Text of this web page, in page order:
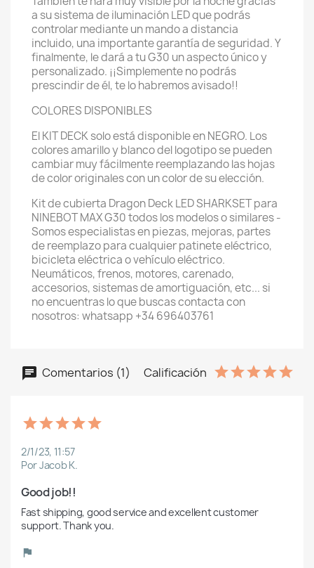
a su sistema de iluminación LED que podrás
controlar mediante un mando a distancia
incluido, una importante garantía de seguridad. Y
finalmente, le dará a tu G30 un aspecto único y
personalizado. ¡¡Simplemente no podrás
prescindir de él, te lo habremos avisado!!
COLORES DISPONIBLES
El KIT DECK solo está disponible en NEGRO. Los
colores amarillo y blanco del logotipo se pueden
cambiar muy fácilmente reemplazando las hojas
de color originales con un color de su elección.
Kit de cubierta Dragon Deck LED SHARKSET para
NINEBOT MAX G30 todos los modelos o similares -
Somos especialistas en piezas, mejoras, partes
de reemplazo para cualquier patinete eléctrico,
bicicleta eléctrica o vehículo eléctrico.
Neumáticos, frenos, motores, carenado,
accesorios, sistemas de amortiguación, etc... si
no encuentras lo que buscas contacta con
nosotros: whatsapp +34 696403761
Comentarios (1) Calificación
2/1/23, 11:57
Por Jacob K.
Good job!!
Fast shipping, good service and excellent customer
support. Thank you.